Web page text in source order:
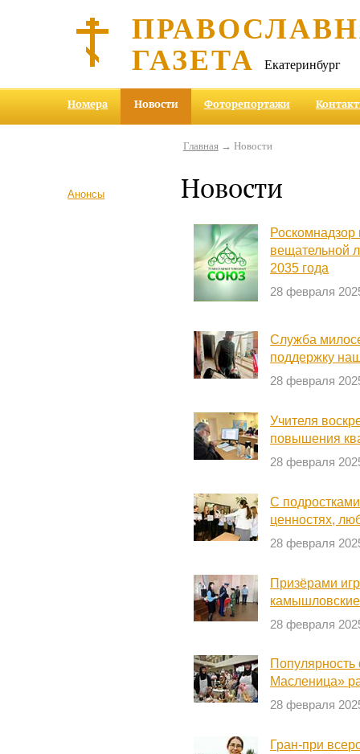
ГАЗЕТА Екатеринбург
Номера Новости Фоторепортажи
Анонсы
Главная→ Новости
Новости
Роскомнадзор
вещательной
2035 года
28 февраля
Служба
поддержку
28 февраля
Учителя
повышения
28 февраля
С
ценностях,
28 февраля
Призёрами
28 февраля
Масленица»
28 февраля
Гран-при